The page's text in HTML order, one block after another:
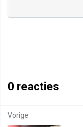
0 reacties
Vorige